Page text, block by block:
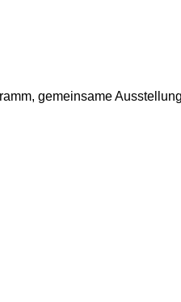
gemeinsame